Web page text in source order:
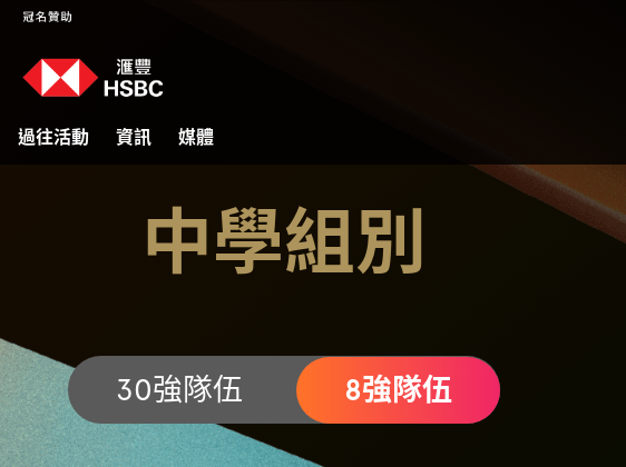
過往活動 資訊 媒體
中學組別
30強隊伍 8強隊伍